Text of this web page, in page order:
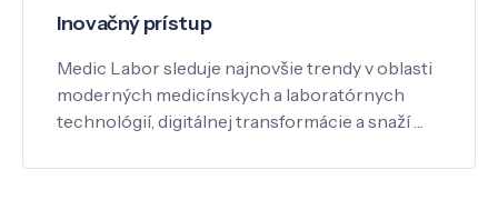
Inovačný prístup
Medic Labor sleduje najnovšie trendy v oblasti
moderných medicínskych a laboratórnych
technológií, digitálnej transformácie a snaží …